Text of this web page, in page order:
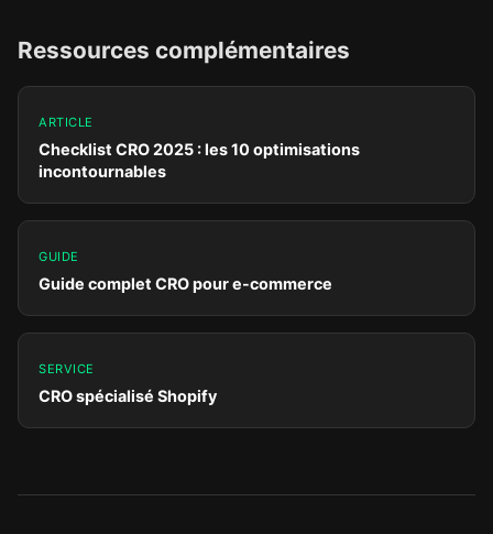
Ressources complémentaires
ARTICLE
Checklist CRO 2025 : les 10 optimisations
incontournables
GUIDE
Guide complet CRO pour e-commerce
SERVICE
CRO spécialisé Shopify